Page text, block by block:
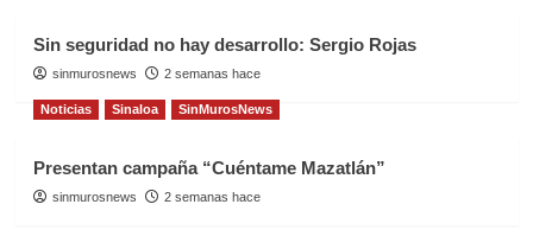
Sin seguridad no hay desarrollo: Sergio Rojas
sinmurosnews 2 semanas hace
Noticias Sinaloa SinMurosNews
Presentan campaña “Cuéntame Mazatlán”
sinmurosnews 2 semanas hace